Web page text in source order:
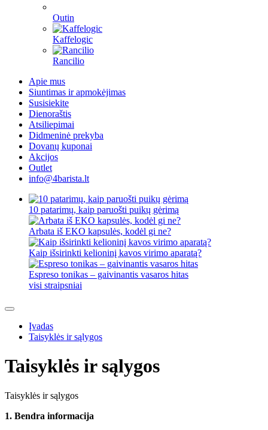
Outin
Kaffelogic
Rancilio
Apie mus
Siuntimas ir apmokėjimas
Susisiekite
Dienoraštis
Atsiliepimai
Didmeninė prekyba
Dovanų kuponai
Akcijos
Outlet
info@4barista.lt
10 patarimų, kaip paruošti puikų gėrimą
Arbata iš EKO kapsulės, kodėl gi ne?
Kaip išsirinkti kelioninį kavos virimo aparatą?
Espreso tonikas – gaivinantis vasaros hitas
visi straipsniai
Įvadas
Taisyklės ir sąlygos
Taisyklės ir sąlygos
Taisyklės ir sąlygos
1. Bendra informacija